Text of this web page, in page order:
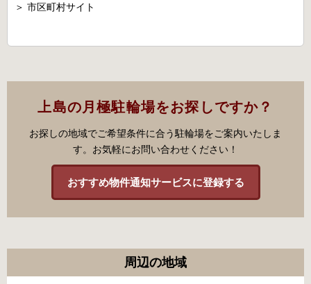
＞ 市区町村サイト
上島の月極駐輪場をお探しですか？
お探しの地域でご希望条件に合う駐輪場をご案内いたしま
す。お気軽にお問い合わせください！
おすすめ物件通知サービスに登録する
周辺の地域